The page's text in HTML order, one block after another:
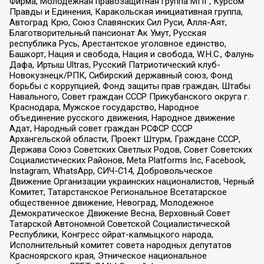
Правды и Единения, Каракольская инициативная группа,
Автоград Крю, Союз Славянских Сил Руси, Алля-Аят,
Благотворительный пансионат Ак Умут, Русская
республика Русь, Арестантское уголовное единство,
Башкорт, Нация и свобода, Нация и свобода, W.H.С., Фалунь
Дафа, Иртыш Ultras, Русский Патриотический клуб-
Новокузнецк/РПК, Сибирский державный союз, Фонд
борьбы с коррупцией, Фонд защиты прав граждан, Штабы
Навального, Совет граждан СССР Прикубанского округа г.
Краснодара, Мужское государство, Народное
объединение русского движения, Народное движение
Адат, Народный совет граждан РСФСР СССР
Архангельской области, Проект Штурм, Граждане СССР,
Держава Союз Советских Светлых Родов, Совет Советских
Социалистических Районов, Meta Platforms Inc, Facebook,
Instagram, WhatsApp, СИЧ-С14, Добровольческое
Движение Организации украинских националистов, Черный
Комитет, Татарстанское Региональное Всетатарское
общественное движение, Невоград, Молодежное
Демократическое Движение Весна, Верховный Совет
Татарской Автономной Советской Социалистической
Республики, Конгресс ойрат-калмыцкого народа,
Исполнительный комитет совета народных депутатов
Красноярского края, Этническое национальное